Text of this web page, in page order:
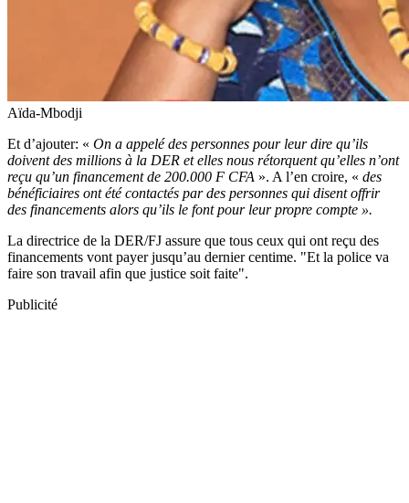
Aïda-Mbodji
Et d’ajouter: « On a appelé des personnes pour leur dire qu’ils
doivent des millions à la DER et elles nous rétorquent qu’elles n’ont
reçu qu’un financement de 200.000 F CFA ». A l’en croire, « des
bénéficiaires ont été contactés par des personnes qui disent offrir
des financements alors qu’ils le font pour leur propre compte ».
La directrice de la DER/FJ assure que tous ceux qui ont reçu des
financements vont payer jusqu’au dernier centime. "Et la police va
faire son travail afin que justice soit faite".
Publicité